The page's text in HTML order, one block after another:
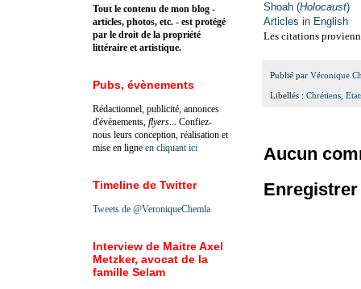
Shoah (Holocaust)
Articles in English
Les citations
Publié par Véronique
Libellés : Chrétiens
Aucun
Tout le contenu de mon blog -
articles, photos, etc. - est protégé
par le droit de la propriété
littéraire et artistique.
Pubs, évènements
Rédactionnel, publicité, annonces
d'évènements, flyers ... Confiez-
nous leurs conception, réalisation et
mise en ligne en cliquant ici
Timeline de Twitter
Tweets de @VeroniqueChemla
Interview de Maitre Axel
Metzker, avocat de la
famille Selam